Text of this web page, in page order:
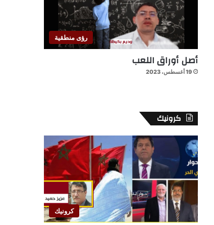
رؤى منطقية
أصل أوراق اللعب
19 أغسطس، 2023
كرونيك
كرونيك